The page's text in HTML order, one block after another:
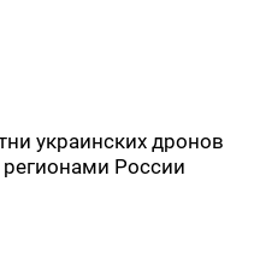
украинских дронов
России